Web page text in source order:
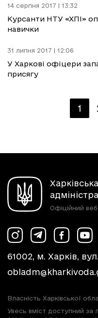
14 серпня 2017 | 13:32
Курсанти НТУ «ХПІ»
навички
31 липня 2017 | 12:06
У Харкові офіцери
присягу
1
Офіційний
61002, м. Харків,
Власність Харківської
Увесь вміст доступний за